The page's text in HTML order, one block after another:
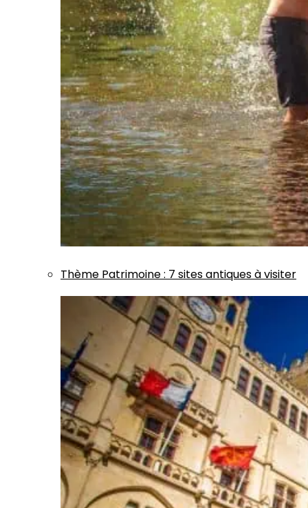
Thème Patrimoine: 7 sites antiques à visiter